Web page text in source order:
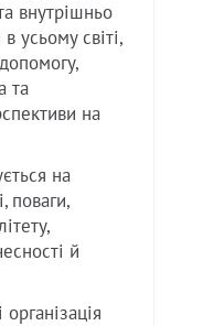
внутрішньо
усьому світі,
та
на
на
поваги,
й